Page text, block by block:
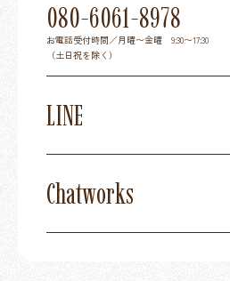
080-6061-8978
お電話受付時間／月曜〜金曜 9:30〜17:30
（土日祝を除く）
LINE
Chatworks